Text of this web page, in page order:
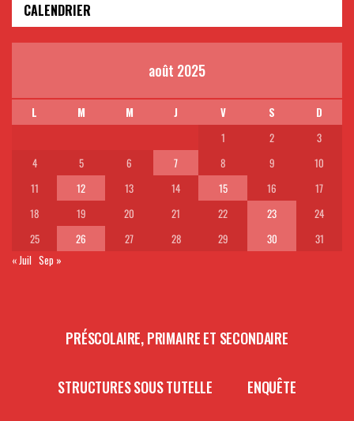
CALENDRIER
août 2025
L M M J V S
D
1
2
3
4
5 6 7 8 9
10
11
12 13 14 15 16
17
18
19 20 21 22 23
24
25
26 27 28 29 30
31
« Juil Sep »
PRÉSCOLAIRE, PRIMAIRE ET SECONDAIRE
STRUCTURES SOUS TUTELLE ENQUÊTE